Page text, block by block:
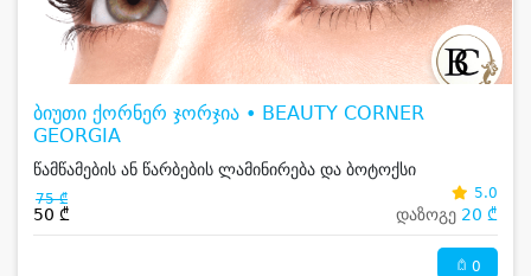
ბიუთი ქორნერ ჯორჯია • BEAUTY CORNER
GEORGIA
წამწამების ან წარბების ლამინირება და ბოტოქსი
75 ₾
50 ₾
5.0
დაზოგე 20 ₾
0